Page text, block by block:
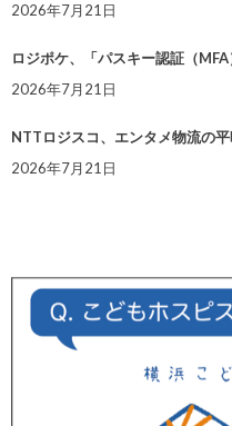
2026年7月21日
ロジポケ、「パスキー認証（
2026年7月21日
NTTロジスコ、エンタメ物流の
2026年7月21日